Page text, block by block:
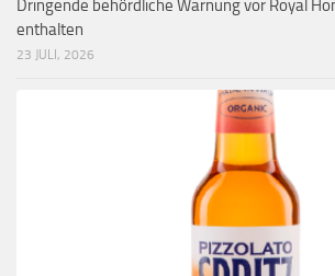
Dringende behördliche Warnung vor Royal
enthalten
23 JULI, 2026